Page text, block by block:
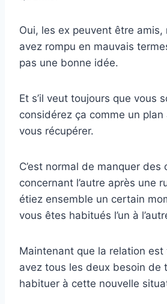
Oui, les ex peuvent être amis,
avez rompu en mauvais
pas une bonne idée.
Et s’il veut toujours que vous
considérez ça comme un
vous récupérer.
C’est normal de manquer des
concernant l’autre après une
étiez ensemble un certain
vous êtes habitués l’un à
Maintenant que la relation est
avez tous les deux besoin de
habituer à cette nouvelle